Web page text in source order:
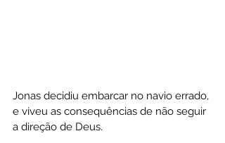
Jonas decidiu embarcar no navio errado,
e viveu as consequências de não seguir
a direção de Deus.